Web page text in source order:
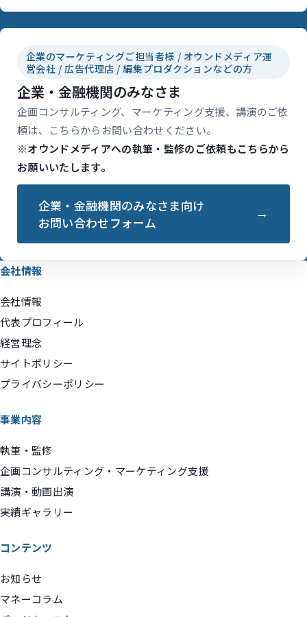
企業のマーケティングご担当者様 / オウンドメディア運
営会社 / 広告代理店 / 編集プロダクションなどの方
企業・金融機関のみなさま
企画コンサルティング、マーケティング支援、講演のご依
頼は、こちらからお問い合わせください。
※オウンドメディアへの執筆・監修のご依頼もこちらから
お願いいたします。
企業・金融機関のみなさま向け
お問い合わせフォーム
会社情報
会社情報
代表プロフィール
経営理念
サイトポリシー
プライバシーポリシー
事業内容
執筆・監修
企画コンサルティング・マーケティング支援
講演・動画出演
実績ギャラリー
コンテンツ
お知らせ
マネーコラム